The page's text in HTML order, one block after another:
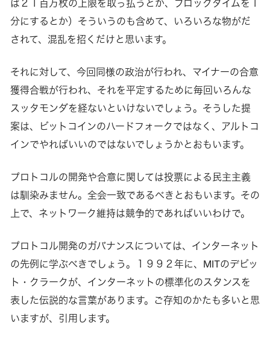
ば２１百万枚の上限を取っ払うとか、ブロックタイムを１
分にするとか）そういうのも含めて、いろいろな物がだ
されて、混乱を招くだけと思います。
それに対して、今回同様の政治が行われ、マイナーの合意
獲得合戦が行われ、それを平定するために毎回いろんな
スッタモンダを経ないといけないでしょう。そうした提
案は、ビットコインのハードフォークではなく、アルトコ
インでやればいいのではないでしょうかとおもいます。
プロトコルの開発や合意に関しては投票による民主主義
は馴染みません。全会一致であるべきとおもいます。その
上で、ネットワーク維持は競争的であればいいわけで。
プロトコル開発のガバナンスについては、インターネット
の先例に学ぶべきでしょう。１９９２年に、MITのデビッ
ト・クラークが、インターネットの標準化のスタンスを
表した伝説的な言葉があります。ご存知のかたも多いと思
いますが、引用します。